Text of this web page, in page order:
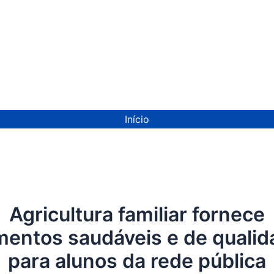
Início
Agricultura familiar fornece
saudáveis e de
para alunos da rede pública